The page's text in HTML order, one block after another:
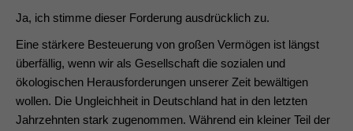
Ja, ich stimme dieser Forderung ausdrücklich zu.
Eine stärkere Besteuerung von großen Vermögen ist längst
überfällig, wenn wir als Gesellschaft die sozialen und
ökologischen Herausforderungen unserer Zeit bewältigen
wollen. Die Ungleichheit in Deutschland hat in den letzten
Jahrzehnten stark zugenommen. Während ein kleiner Teil der